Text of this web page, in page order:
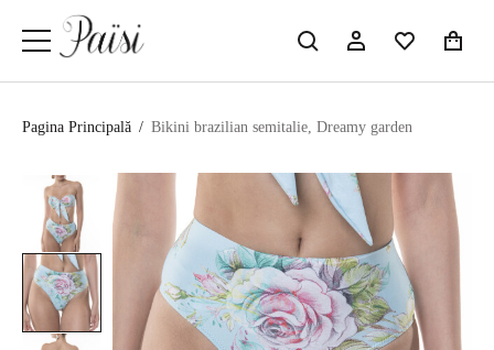
Pagina Principală / Bikini brazilian semitalie, Dreamy garden